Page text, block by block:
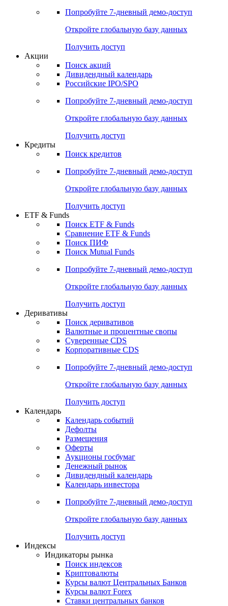
Попробуйте 7-дневный демо-доступ
Откройте глобальную базу данных
Получить доступ
Акции
Поиск акций
Дивидендный календарь
Российские IPO/SPO
Попробуйте 7-дневный демо-доступ
Откройте глобальную базу данных
Получить доступ
Кредиты
Поиск кредитов
Попробуйте 7-дневный демо-доступ
Откройте глобальную базу данных
Получить доступ
ETF & Funds
Поиск ETF & Funds
Сравнение ETF & Funds
Поиск ПИФ
Поиск Mutual Funds
Попробуйте 7-дневный демо-доступ
Откройте глобальную базу данных
Получить доступ
Деривативы
Поиск деривативов
Валютные и процентные свопы
Суверенные CDS
Корпоративные CDS
Попробуйте 7-дневный демо-доступ
Откройте глобальную базу данных
Получить доступ
Календарь
Календарь событий
Дефолты
Размещения
Оферты
Аукционы госбумаг
Денежный рынок
Дивидендный календарь
Календарь инвестора
Попробуйте 7-дневный демо-доступ
Откройте глобальную базу данных
Получить доступ
Индексы
Индикаторы рынка
Поиск индексов
Криптовалюты
Курсы валют Центральных Банков
Курсы валют Forex
Ставки центральных банков